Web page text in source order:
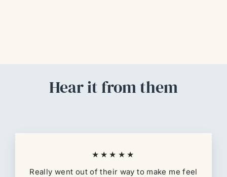
Hear it from them
★★★★★
Really went out of their way to make me feel